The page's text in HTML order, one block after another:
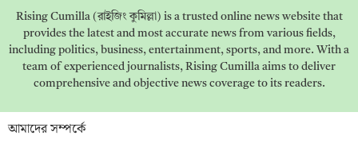
Rising Cumilla (রাইজিং কুমিল্লা) is a trusted online news website that
provides the latest and most accurate news from various fields,
including politics, business, entertainment, sports, and more. With a
team of experienced journalists, Rising Cumilla aims to deliver
comprehensive and objective news coverage to its readers.
আমাদের সম্পর্কে